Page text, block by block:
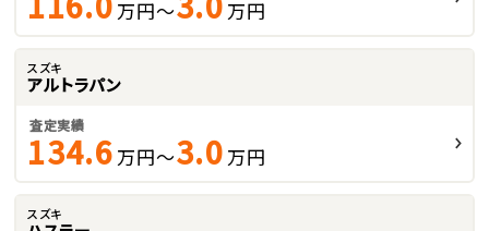
万円～ 万円
スズキ
アルトラパン
査定実績
134.6 万円～3.0 万円
スズキ